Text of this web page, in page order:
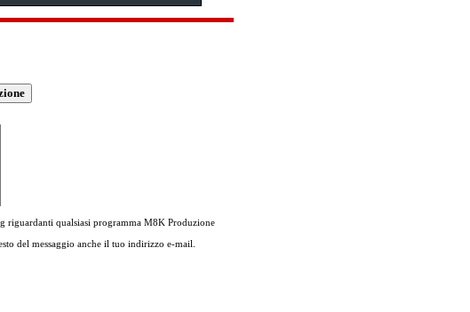
riguardanti qualsiasi programma M8K Produzione
del messaggio anche il tuo indirizzo e-mail.